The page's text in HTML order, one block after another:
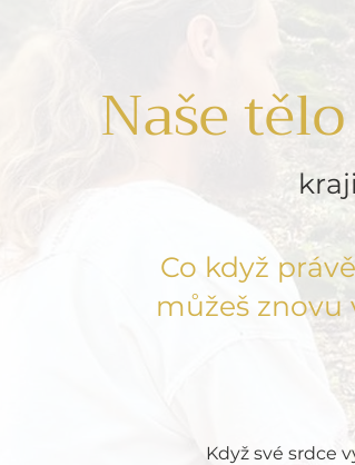
Naše
Co když
můžeš znovu
Když své srdce